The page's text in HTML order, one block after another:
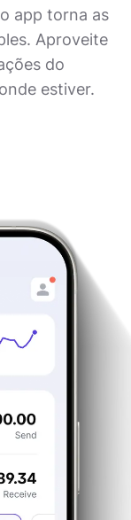
app torna as
Aproveite
do
estiver.